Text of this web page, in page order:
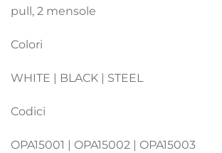
pull, 2 mensole
Colori
WHITE | BLACK | STEEL
Codici
OPA15001 | OPA15002 | OPA15003